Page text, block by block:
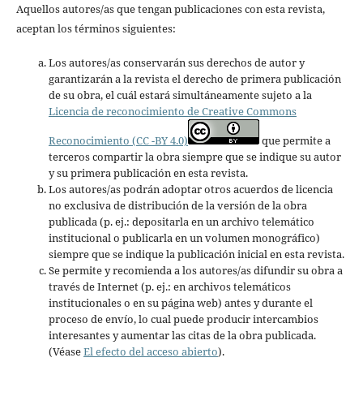
Aquellos autores/as que tengan publicaciones con esta revista,
aceptan los términos siguientes:
Los autores/as conservarán sus derechos de autor y
garantizarán a la revista el derecho de primera publicación
de su obra, el cuál estará simultáneamente sujeto a la
Licencia de reconocimiento de Creative Commons
Reconocimiento (CC -BY 4.0)
que permite a
terceros compartir la obra siempre que se indique su autor
y su primera publicación en esta revista.
Los autores/as podrán adoptar otros acuerdos de licencia
no exclusiva de distribución de la versión de la obra
publicada (p. ej.: depositarla en un archivo telemático
institucional o publicarla en un volumen monográfico)
siempre que se indique la publicación inicial en esta revista.
Se permite y recomienda a los autores/as difundir su obra a
través de Internet (p. ej.: en archivos telemáticos
institucionales o en su página web) antes y durante el
proceso de envío, lo cual puede producir intercambios
interesantes y aumentar las citas de la obra publicada.
(VéaseEl efecto del acceso abierto).